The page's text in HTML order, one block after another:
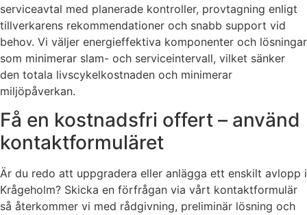
serviceavtal med planerade kontroller, provtagning enligt
tillverkarens rekommendationer och snabb support vid
behov. Vi väljer energieffektiva komponenter och lösningar
som minimerar slam- och serviceintervall, vilket sänker
den totala livscykelkostnaden och minimerar
miljöpåverkan.
Få en kostnadsfri offert – använd
kontaktformuläret
Är du redo att uppgradera eller anlägga ett enskilt avlopp i
Krågeholm? Skicka en förfrågan via vårt kontaktformulär
så återkommer vi med rådgivning, preliminär lösning och